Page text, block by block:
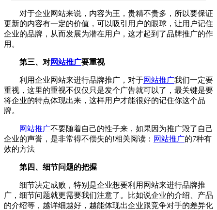
对于企业网站来说，内容为王，贵精不贵多，所以要保证
更新的内容有一定的价值，可以吸引用户的眼球，让用户记住
企业的品牌，从而发展为潜在用户，这才起到了品牌推广的作
用。
第三、对网站推广要重视
利用企业网站来进行品牌推广，对于网站推广我们一定要
重视，这里的重视不仅仅只是发个广告就可以了，最关键是要
将企业的特点体现出来，这样用户才能很好的记住你这个品
牌。
网站推广不要随着自己的性子来，如果因为推广毁了自己
企业的声誉，是非常得不偿失的!相关阅读： 网站推广的7种有
效的方法
第四、细节问题的把握
细节决定成败，特别是企业想要利用网站来进行品牌推
广，细节问题就更需要我们注意了。比如说企业的介绍、产品
的介绍等，越详细越好，越能体现出企业跟竞争对手的差异化